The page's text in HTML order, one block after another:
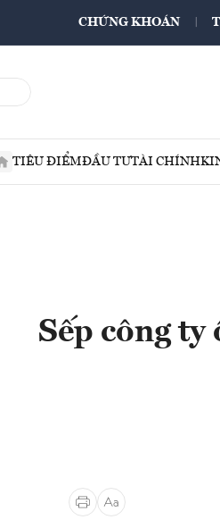
CHỨNG KHOÁN
TIÊU ĐIỂMĐẦU TƯTÀI CHÍNH
Sếp công